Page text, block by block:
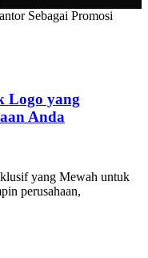
Logo yang
Anda
yang Mewah untuk
perusahaan,